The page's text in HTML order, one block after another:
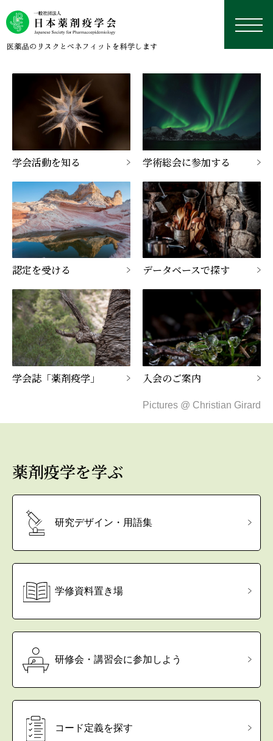
日本薬剤疫学会について
理事長挨拶
沿革
役員名簿
定款
諸規定
アクセスマップ
委員会・タスクフォース
各種資料アーカイブ
意見・報告書
本年の学術総会
来年以降の学術総会
過去の学術総会
認定薬剤疫学家制度
認定薬剤疫学家制度
試験
資格更新
名簿
学会誌
学会誌
投稿規定
編集委員会からのお知らせ
データベース
日本における臨床疫学・薬剤疫学に応用可能なデー
Outcome Denfintion Repository
データベース研究公募
研究デザイン・用語集
研究デザイン
用語集
学修資料置き場
外部リンク集
実務者のためのデータベース研究TIPS集
研修会・講習会
今後予定している研修会・講習会
チュートリアル「薬剤疫学の基礎と文献の批判的吟
味・グループ討論」
国際薬剤疫学会ISPEについて
学会活動を知る 学術総会に参加する
認定を受ける データベースで探す
学会誌「薬剤疫学」 入会のご案内
Pictures @ Christian Girard
薬剤疫学を学ぶ
研究デザイン・用語集
学修資料置き場
研修会・講習会に参加しよう
コード定義を探す